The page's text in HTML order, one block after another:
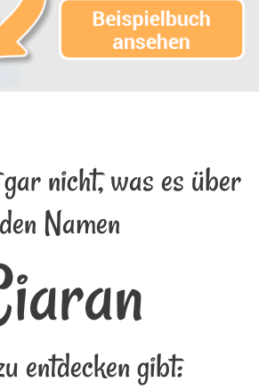
nicht, was es über
den Namen
entdecken gibt: